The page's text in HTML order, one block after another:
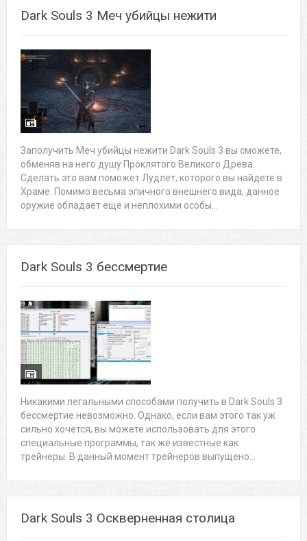
Dark Souls 3 Меч убийцы нежити
Заполучить Меч убийцы нежити Dark Souls 3 вы сможете,
обменяв на него душу Проклятого Великого Древа.
Сделать это вам поможет Лудлет, которого вы найдете в
Храме. Помимо весьма эпичного внешнего вида, данное
оружие обладает еще и неплохими особы...
Dark Souls 3 бессмертие
Никакими легальными способами получить в Dark Souls 3
бессмертие невозможно. Однако, если вам этого так уж
сильно хочется, вы можете использовать для этого
специальные программы, так же известные как
трейнеры. В данный момент трейнеров выпущено...
Dark Souls 3 Оскверненная столица